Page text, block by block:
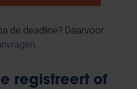
de deadline? Daarvoor
.
registreert of